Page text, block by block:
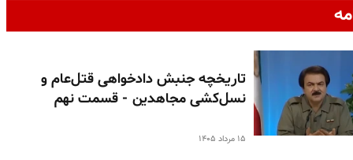
تاریخچه جنبش دادخواهی قتل‌عام و
نسل‌کشی مجاهدین - قسمت نهم
۱۵ مرداد ۱۴۰۵